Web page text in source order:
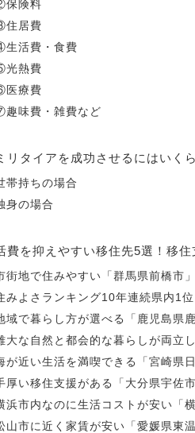
険料
居費
活費・食費
熱費
療費
味費・雑費など
リタイアを成功させるにはいく
帯持ちの場合
身の場合
費を抑えやすい移住先5選！移住
街地で住みやすい「群馬県前橋市」
みよさランキング10年連続県内1位
域で暮らし方が選べる「鹿児島県鹿
大な自然と都会的な暮らしが両立
が近い生活を満喫できる「宮崎県日
厚い移住支援がある「大分県宇佐市
浜市内なのに生活コストが安い「
山市に近く家賃が安い「愛媛県東温